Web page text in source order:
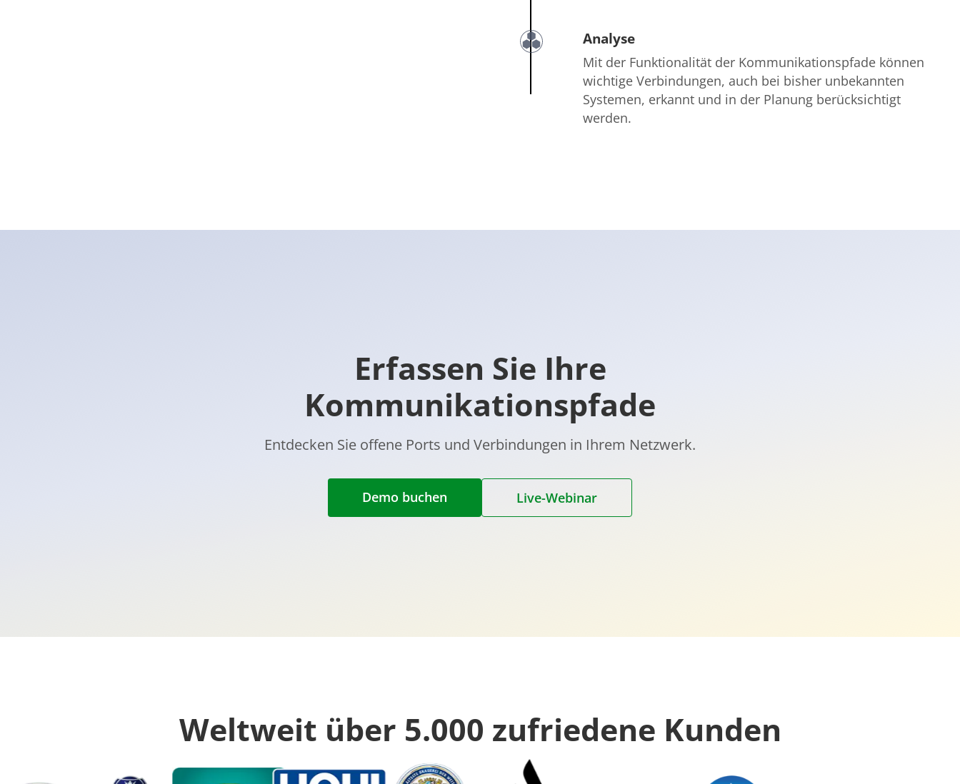
Analyse
Mit der Funktionalität der Kommunikationspfade können
wichtige Verbindungen, auch bei bisher unbekannten
Systemen, erkannt und in der Planung berücksichtigt
werden.
Erfassen Sie Ihre
Kommunikationspfade
Entdecken Sie offene Ports und Verbindungen in Ihrem Netzwerk.
Demo buchen Live-Webinar
Weltweit über 5.000 zufriedene Kunden